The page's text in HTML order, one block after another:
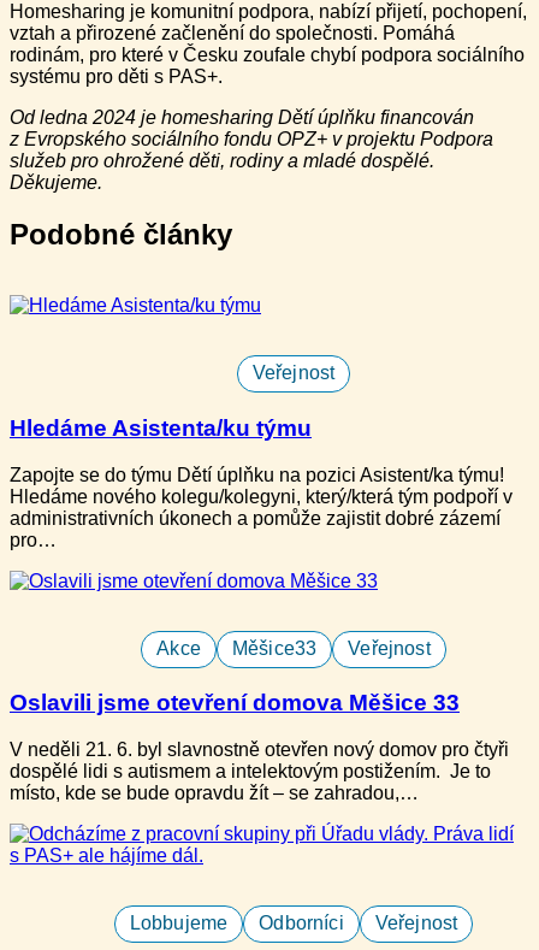
Homesharing je komunitní podpora, nabízí přijetí, pochopení,
vztah a přirozené začlenění do společnosti. Pomáhá
rodinám, pro které v Česku zoufale chybí podpora sociálního
systému pro děti s PAS+.
Od ledna 2024 je homesharing Dětí úplňku financován
z Evropského sociálního fondu OPZ+ v projektu Podpora
služeb pro ohrožené děti, rodiny a mladé dospělé.
Děkujeme.
Podobné články
Veřejnost
Hledáme Asistenta/ku týmu
Zapojte se do týmu Dětí úplňku na pozici Asistent/ka týmu!
Hledáme nového kolegu/kolegyni, který/která tým podpoří v
administrativních úkonech a pomůže zajistit dobré zázemí
pro…
Akce Měšice33 Veřejnost
Oslavili jsme otevření domova Měšice 33
V neděli ​21. 6. b​yl slavnostně otevře​n nový domov pro ​čtyři
dospělé lidi s autismem a intelektovým postižením​. Je to
místo, kde se bude opravdu žít – se zahradou,…
Lobbujeme Odborníci Veřejnost